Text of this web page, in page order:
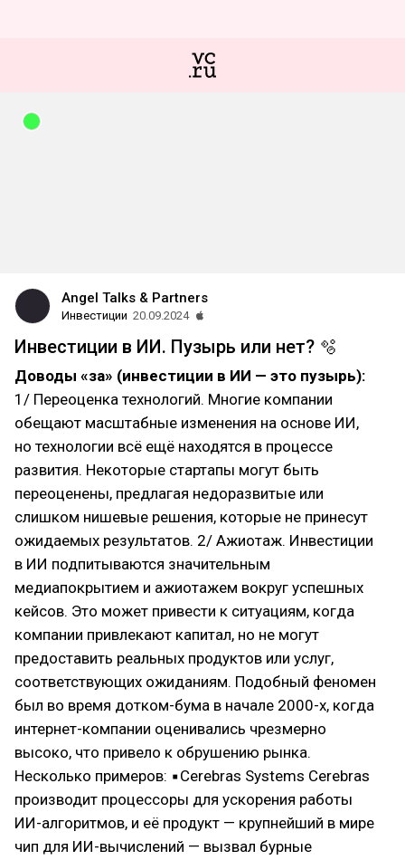
Angel Talks & Partners
Инвестиции 20.09.2024
Инвестиции в ИИ. Пузырь или нет? 🫧
Доводы «за» (инвестиции в ИИ — это пузырь):
1/ Переоценка технологий. Многие компании
обещают масштабные изменения на основе ИИ,
но технологии всё ещё находятся в процессе
развития. Некоторые стартапы могут быть
переоценены, предлагая недоразвитые или
слишком нишевые решения, которые не принесут
ожидаемых результатов. 2/ Ажиотаж. Инвестиции
в ИИ подпитываются значительным
медиапокрытием и ажиотажем вокруг успешных
кейсов. Это может привести к ситуациям, когда
компании привлекают капитал, но не могут
предоставить реальных продуктов или услуг,
соответствующих ожиданиям. Подобный феномен
был во время дотком-бума в начале 2000-х, когда
интернет-компании оценивались чрезмерно
высоко, что привело к обрушению рынка.
Несколько примеров: ▪Cerebras Systems Cerebras
производит процессоры для ускорения работы
ИИ-алгоритмов, и её продукт — крупнейший в мире
чип для ИИ-вычислений — вызвал бурные